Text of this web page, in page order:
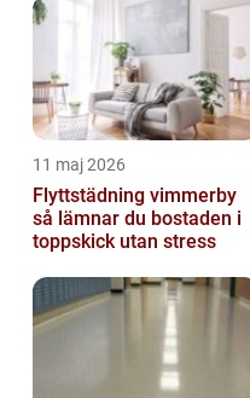
11 maj 2026
Flyttstädning vimmerby
så lämnar du bostaden i
toppskick utan stress